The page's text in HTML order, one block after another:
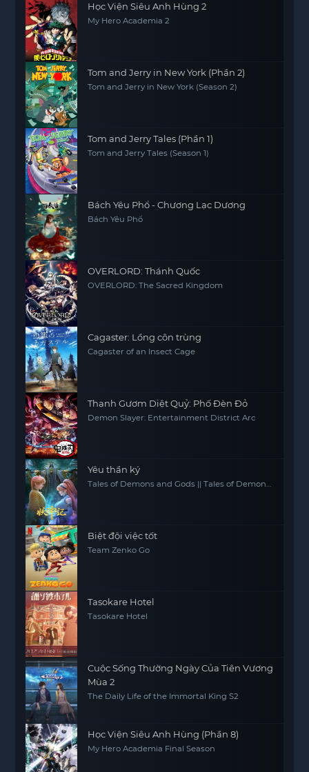
Học Viện Siêu Anh Hùng 2
My Hero Academia 2
Tom and Jerry in New York (Phần 2)
Tom and Jerry in New York (Season 2)
Tom and Jerry Tales (Phần 1)
Tom and Jerry Tales (Season 1)
Bách Yêu Phổ - Chương Lạc Dương
Bách Yêu Phổ
OVERLORD: Thánh Quốc
OVERLORD: The Sacred Kingdom
Cagaster: Lồng côn trùng
Cagaster of an Insect Cage
Thanh Gươm Diệt Quỷ: Phố Đèn Đỏ
Demon Slayer: Entertainment District Arc
Yêu thần ký
Tales of Demons and Gods || Tales of Demon
Biệt đội việc tốt
Team Zenko Go
Tasokare Hotel
Tasokare Hotel
Cuộc Sống Thường Ngày Của Tiên Vương
Mùa 2
The Daily Life of the Immortal King S2
Học Viện Siêu Anh Hùng (Phần 8)
My Hero Academia Final Season